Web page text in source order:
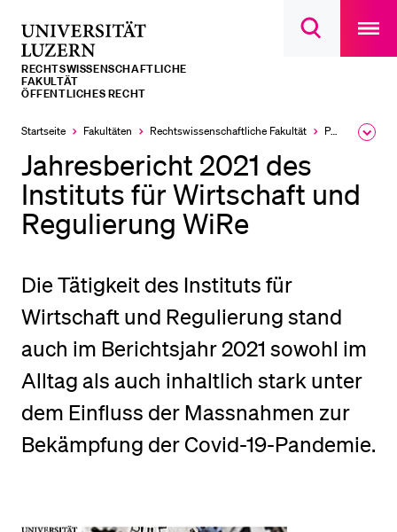
Suchdialog
main
RECHTS­­WISSENSCHAFTLICHE
FAKULTÄT
ÖFFENTLICHES RECHT
Startseite Fakultäten Rechtswissenschaftliche Fakultät Professuren
Jahresbericht 2021 des
Instituts für Wirtschaft und
Regulierung WiRe
Die Tätigkeit des Instituts für
Wirtschaft und Regulierung stand
auch im Berichtsjahr 2021 sowohl im
Alltag als auch inhaltlich stark unter
dem Einfluss der Massnahmen zur
Bekämpfung der Covid-19-Pandemie.
LETZTE SUCHEN
Sie haben noch keine Suche getätigt.
Schulklassen und Lehrpersonen
Studien­interessierte
Studierende
Forschende
Mitarbeitende
Medien
BELIEBTE INHALTE